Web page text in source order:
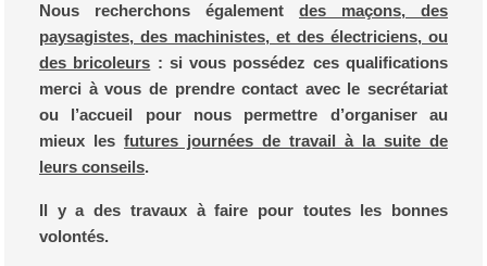
Nous recherchons également des maçons, des
paysagistes, des machinistes, et des électriciens, ou
des bricoleurs : si vous possédez ces qualifications
merci à vous de prendre contact avec le secrétariat
ou l’accueil pour nous permettre d’organiser au
mieux les futures journées de travail à la suite de
leurs conseils.
Il y a des travaux à faire pour toutes les bonnes
volontés.